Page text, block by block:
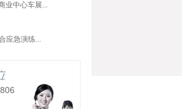
业中心车展...
应急演练...